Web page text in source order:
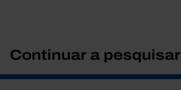
Continuar a pesquisar